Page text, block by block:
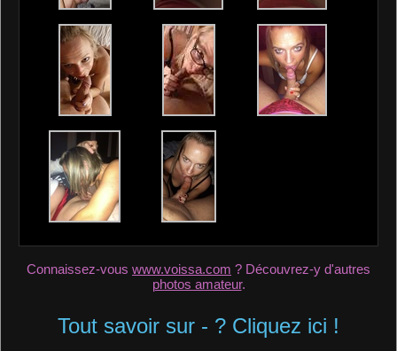
Connaissez-vous www.voissa.com ? Découvrez-y d'autres
photos amateur.
Tout savoir sur - ? Cliquez ici !